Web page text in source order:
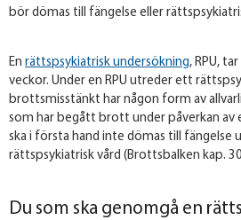
bör dömas till fängelse eller
En rättspsykiatrisk undersökning, RPU,
veckor. Under en RPU utreder ett
brottsmisstänkt har någon form av
som har begått brott under påverkan av
ska i första hand inte dömas till fängelse
rättspsykiatrisk vård (Brottsbalken kap.
Du som ska genomgå en